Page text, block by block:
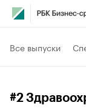
Все выпуски
#2